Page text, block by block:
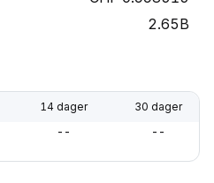
2.65B
14 dager 30 dager
-- --